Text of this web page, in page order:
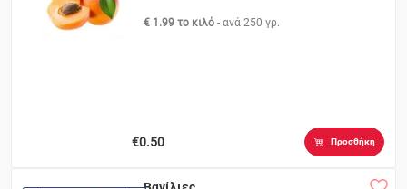
€ 1.99 το κιλό - ανά250 γρ.
€0.50 Προσθήκη